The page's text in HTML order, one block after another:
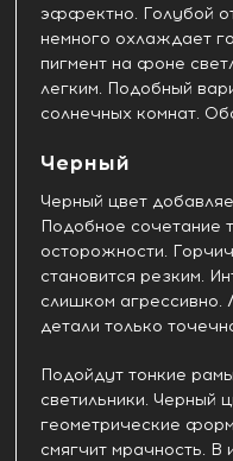
эффектно. Голубой
немного охлаждает
пигмент на фоне
легким. Подобный
солнечных комнат.
Черный
Черный цвет
Подобное сочетание
осторожности.
становится резким.
слишком
детали только
Подойдут тонкие
светильники. Черный
геометрические
смягчит мрачность. В